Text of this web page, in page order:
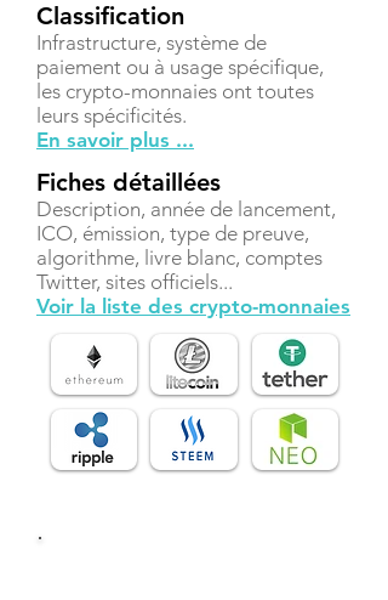
Classification
Infrastructure, système de
paiement ou à usage spécifique,
les crypto-monnaies ont toutes
leurs spécificités.
En savoir plus ...
Fiches détaillées
Description, année de lancement,
ICO, émission, type de preuve,
algorithme, livre blanc, comptes
Twitter, sites officiels...
Voir la liste des crypto-monnaies